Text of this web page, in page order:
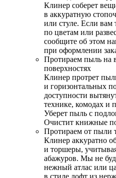
Клинер соберет
в аккуратную
или стуле. Если вам
по цветам или
сообщите об этом
при оформлении
Протираем пыль на
поверхностях
Клинер протрет
и горизонтальных
доступности
технике, комодах и
Уберет пыль с
Очистит книжные
Протираем от пыли
Клинер аккуратно
и торшеры,
абажуров. Мы не
нежный атлас или
в стиле лофт из